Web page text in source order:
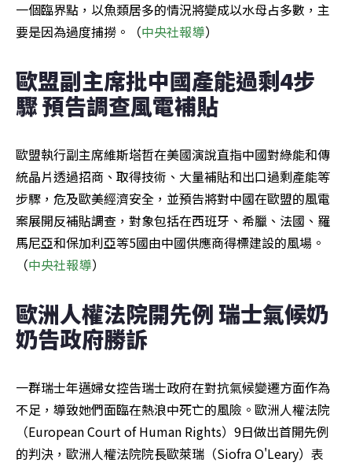
一個臨界點，以魚類居多的情況將變成以水母占多數，主
要是因為過度捕撈。（中央社報導）
歐盟副主席批中國產能過剩4步
驟 預告調查風電補貼
歐盟執行副主席維斯塔哲在美國演說直指中國對綠能和傳
統晶片透過招商、取得技術、大量補貼和出口過剩產能等
步驟，危及歐美經濟安全，並預告將對中國在歐盟的風電
案展開反補貼調查，對象包括在西班牙、希臘、法國、羅
馬尼亞和保加利亞等5國由中國供應商得標建設的風場。
（中央社報導）
歐洲人權法院開先例 瑞士氣候奶
奶告政府勝訴
一群瑞士年邁婦女控告瑞士政府在對抗氣候變遷方面作為
不足，導致她們面臨在熱浪中死亡的風險。歐洲人權法院
（European Court of Human Rights）9日做出首開先例
的判決，歐洲人權法院院長歐萊瑞（Siofra O'Leary）表